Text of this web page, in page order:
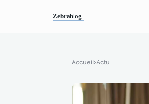
Accueil›Actu